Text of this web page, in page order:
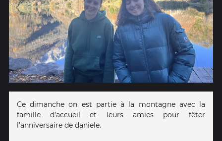
Ce dimanche on est partie à la montagne avec la
famille d’accueil et leurs amies pour fêter
l’anniversaire de daniele.